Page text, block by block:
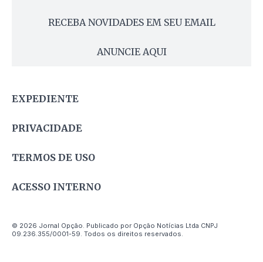
RECEBA NOVIDADES EM SEU EMAIL
ANUNCIE AQUI
EXPEDIENTE
PRIVACIDADE
TERMOS DE USO
ACESSO INTERNO
© 2026 Jornal Opção. Publicado por Opção Notícias Ltda CNPJ
09.236.355/0001-59. Todos os direitos reservados.